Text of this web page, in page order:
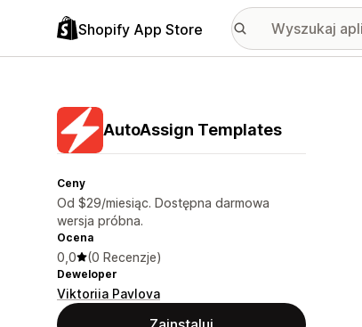
Shopify App Store
AutoAssign Templates
Ceny
Od $29/miesiąc. Dostępna darmowa
wersja próbna.
Ocena
0,0 (0 Recenzje)
Deweloper
Viktoriia Pavlova